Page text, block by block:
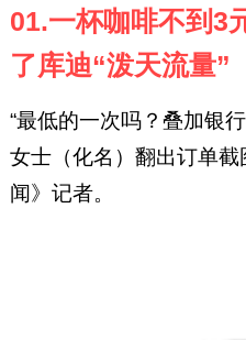
01.一杯咖啡不到3
了库迪“泼天流量”
“最低的一次吗？叠加银
女士（化名）翻出订单
闻》记者。